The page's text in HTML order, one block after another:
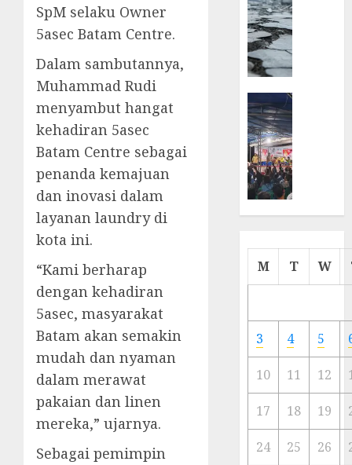
SpM selaku Owner
5asec Batam Centre.
Dalam sambutannya,
Muhammad Rudi
menyambut hangat
kehadiran 5asec
Batam Centre sebagai
penanda kemajuan
dan inovasi dalam
layanan laundry di
kota ini.
“Kami berharap
dengan kehadiran
5asec, masyarakat
Batam akan semakin
mudah dan nyaman
dalam merawat
pakaian dan linen
mereka,” ujarnya.
Sebagai pemimpin
Cermin
Ibu
Kota
23/11/
M T W
3 4 5
10 11 12
17 18 19
24 25 26